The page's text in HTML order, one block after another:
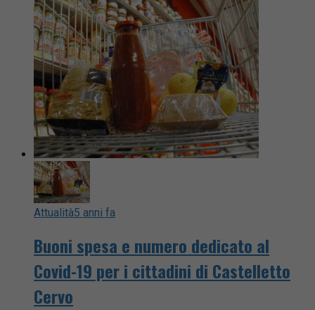
Attualità5 anni fa
Buoni spesa e numero dedicato al
Covid-19 per i cittadini di Castelletto
Cervo